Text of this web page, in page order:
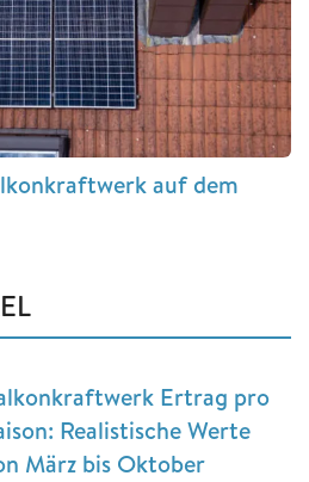
auf dem
Ertrag pro
Realistische Werte
März bis Oktober